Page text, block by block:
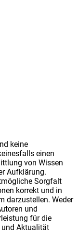
keine
einen
von Wissen
Aufklärung.
Sorgfalt
korrekt und in
darzustellen. Weder
und
für die
und Aktualität